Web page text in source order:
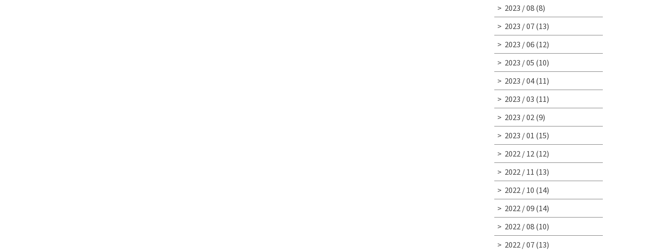
2023 / 08(8)
2023 / 07(13)
2023 / 06(12)
2023 / 05 (10)
2023 / 04(11)
2023 / 03 (11)
2023 / 02 (9)
2023 / 01 (15)
2022 / 12 (12)
2022 / 11 (13)
2022 / 10 (14)
2022 / 09(14)
2022 / 08(10)
2022 / 07(13)